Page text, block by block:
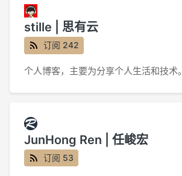
stille | 思有云
订阅 242
个人博客，主要为分享个人生活和技术。
JunHong Ren | 任峻宏
订阅 53